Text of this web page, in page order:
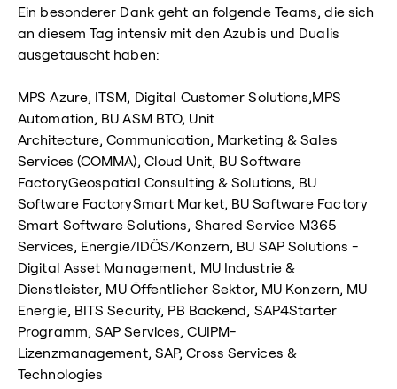
Ein besonderer Dank geht an folgende Teams, die sich
an diesem Tag intensiv mit den Azubis und Dualis
ausgetauscht haben:
MPS Azure, ITSM, Digital Customer Solutions,MPS
Automation, BU ASM BTO, Unit
Architecture, Communication, Marketing & Sales
Services (COMMA), Cloud Unit, BU Software
FactoryGeospatial Consulting & Solutions, BU
Software FactorySmart Market, BU Software Factory
Smart Software Solutions, Shared Service M365
Services, Energie/IDÖS/Konzern, BU SAP Solutions -
Digital Asset Management, MU Industrie &
Dienstleister, MU Öffentlicher Sektor, MU Konzern, MU
Energie, BITS Security, PB Backend, SAP4Starter
Programm, SAP Services, CUIPM-
Lizenzmanagement, SAP, Cross Services &
Technologies